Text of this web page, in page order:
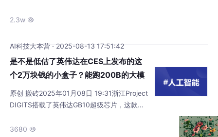
人。OpenAI 的联合创始人兼前总裁 Greg Brockman 近日在 AI.E
勋和他进行了一段连线问答。对话的主
2.3w 
AI科技大本营 · 2025-08-13 17:51:42
是不是低估了英伟达在CES上发布的这
个2万块钱的小盒子？能跑200B的大模
型，意味着什么 128GB LPDDR5X统一
内存和4TB NVMe SSD
原创 搬砖2025年01月08日 19:31浙江Project
DIGITS搭载了英伟达GB10超级芯片，这款芯
了128GB LPDDR5X内存和4TB NVMe SSD，
3680 